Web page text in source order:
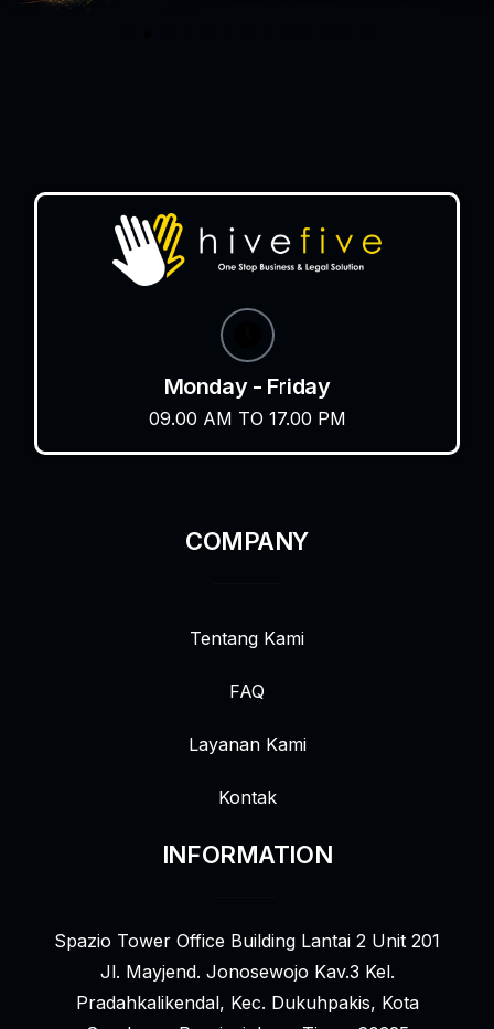
Monday - Friday
09.00 AM TO 17.00 PM
COMPANY
Tentang Kami
FAQ
Layanan Kami
Kontak
INFORMATION
Spazio Tower Office Building Lantai 2 Unit 201
Jl. Mayjend. Jonosewojo Kav.3 Kel.
Pradahkalikendal, Kec. Dukuhpakis, Kota